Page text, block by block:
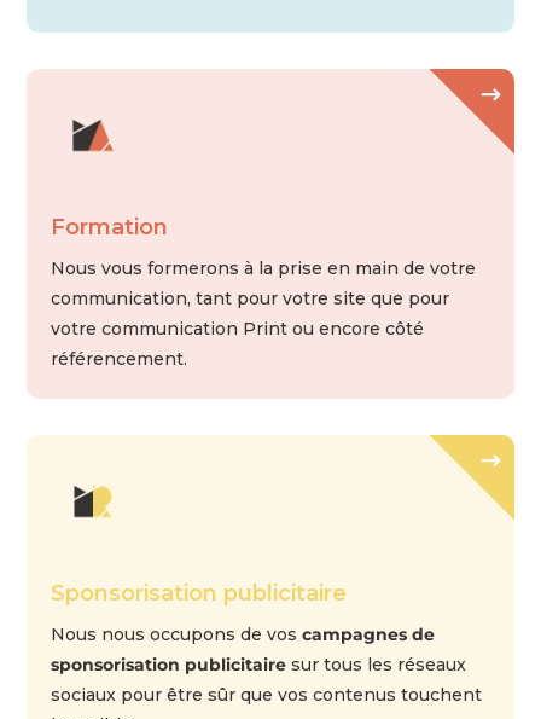
Formation
Nous vous formerons à la prise en main de votre
communication, tant pour votre site que pour
votre communication Print ou encore côté
référencement.
Sponsorisation publicitaire
Nous nous occupons de voscampagnes de
sponsorisation publicitaire sur tous les réseaux
sociaux pour être sûr que vos contenus touchent